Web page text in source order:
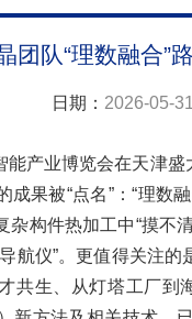
团队“理数融合”
日期： 2026-05-31
能产业博览会在天津
成果被“点名”：“理数
杂构件热加工中“摸不
航仪”。更值得关注
共生、从灯塔工厂到